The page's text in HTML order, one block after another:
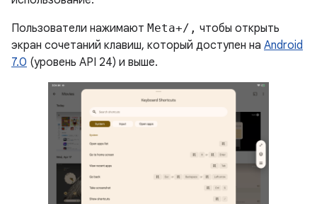
Пользователи нажимают Meta+/, чтобы открыть
экран сочетаний клавиш, который доступен на Android
7.0 (уровень API 24) и выше.